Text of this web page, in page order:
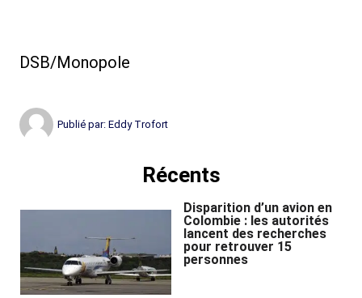
DSB/Monopole
Publié par: Eddy Trofort
Récents
Disparition d’un avion en
Colombie : les autorités
lancent des recherches
pour retrouver 15
personnes